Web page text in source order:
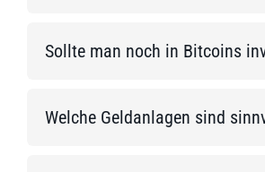
Sollte man noch in Bitcoins
Welche Geldanlagen sind